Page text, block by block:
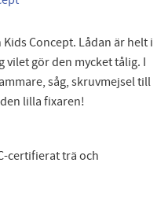
Concept. Lådan är helt i
vilet gör den mycket tålig. I
såg, skruvmejsel till
lilla fixaren!
certifierat trä och